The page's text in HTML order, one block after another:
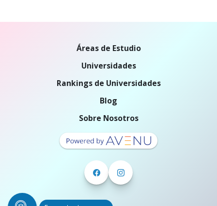
Áreas de Estudio
Universidades
Rankings de Universidades
Blog
Sobre Nosotros